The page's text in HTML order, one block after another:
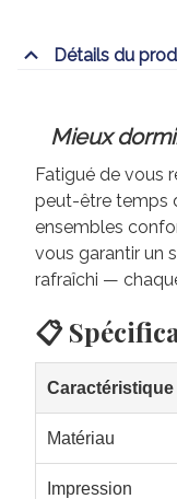
Détails du
Mieux
Fatigué de vous
peut-être temps
ensembles
vous garantir un
rafraîchi —
📋
Caractéristique
Matériau
Impression